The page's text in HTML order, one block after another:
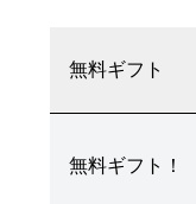
無料ギフト
無料ギフト！